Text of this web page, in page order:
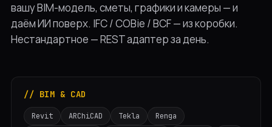
вашу BIM-модель, сметы, графики и камеры — и
даём ИИ поверх. IFC / COBie / BCF — из коробки.
Нестандартное — REST адаптер за день.
// BIM & CAD
Revit ARChiCAD Tekla
Renga